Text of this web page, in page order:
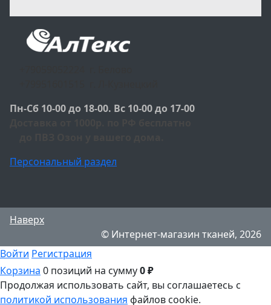
Пн-Сб 10-00 до 18-00. Вс 10-00 до 17-00
Персональный раздел
Наверх
© Интернет-магазин тканей, 2026
Войти Регистрация
Корзина 0 позиций на сумму0 ₽
Продолжая использовать сайт, вы соглашаетесь с
политикой использования файлов cookie.